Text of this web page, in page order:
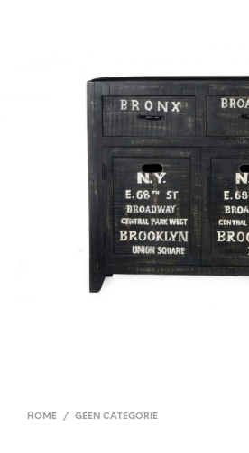
HOME / GEEN CATEGORIE